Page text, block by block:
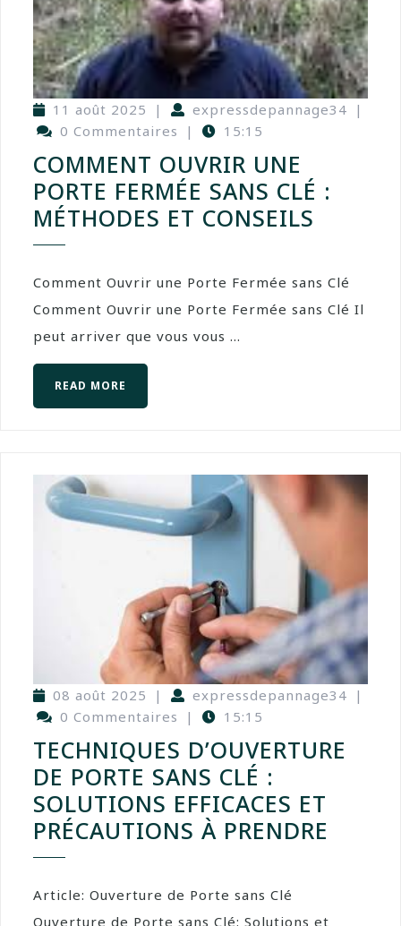
11 août 2025 | expressdepannage34 |
0 Commentaires
| 15:15
COMMENT OUVRIR UNE
PORTE FERMÉE SANS CLÉ :
MÉTHODES ET CONSEILS
Comment Ouvrir une Porte Fermée sans Clé
Comment Ouvrir une Porte Fermée sans Clé Il
peut arriver que vous vous ...
READ MORE
08 août 2025 | expressdepannage34 |
0 Commentaires
| 15:15
TECHNIQUES D’OUVERTURE
DE PORTE SANS CLÉ :
SOLUTIONS EFFICACES ET
PRÉCAUTIONS À PRENDRE
Article: Ouverture de Porte sans Clé
Ouverture de Porte sans Clé: Solutions et